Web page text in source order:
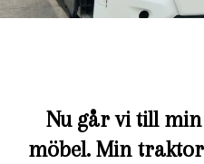
Nu går vi till
möbel. Min